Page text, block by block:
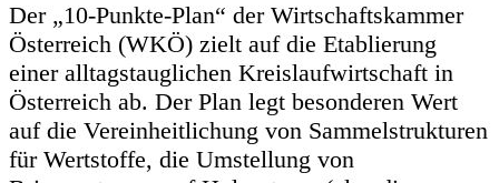
Der „10-Punkte-Plan“ der Wirtschaftskammer
Österreich (WKÖ) zielt auf die Etablierung
einer alltagstauglichen Kreislaufwirtschaft in
Österreich ab. Der Plan legt besonderen Wert
auf die Vereinheitlichung von Sammelstrukturen
für Wertstoffe, die Umstellung von